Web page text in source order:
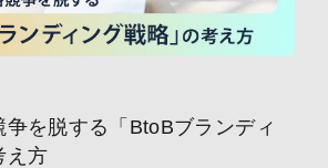
を脱する「BtoBブランディ
え方